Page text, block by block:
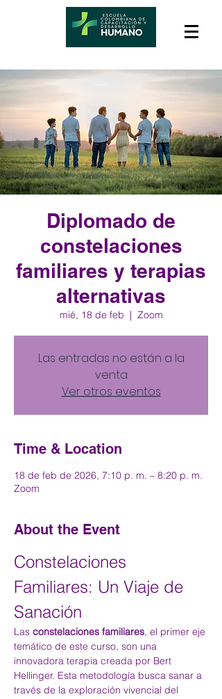
Diplomado de
constelaciones
familiares y terapias
alternativas
mié, 18 de feb
  |
Zoom
Las entradas no están a la
venta
Ver otros eventos
Time & Location
18 de feb de 2026, 7:10 p. m. – 8:20 p. m.
Zoom
About the Event
Constelaciones
Familiares: Un Viaje de
Sanación
Las constelaciones familiares, el primer eje
temático de este curso, son una
innovadora terapia creada por Bert
Hellinger. Esta metodología busca sanar a
través de la exploración vivencial del